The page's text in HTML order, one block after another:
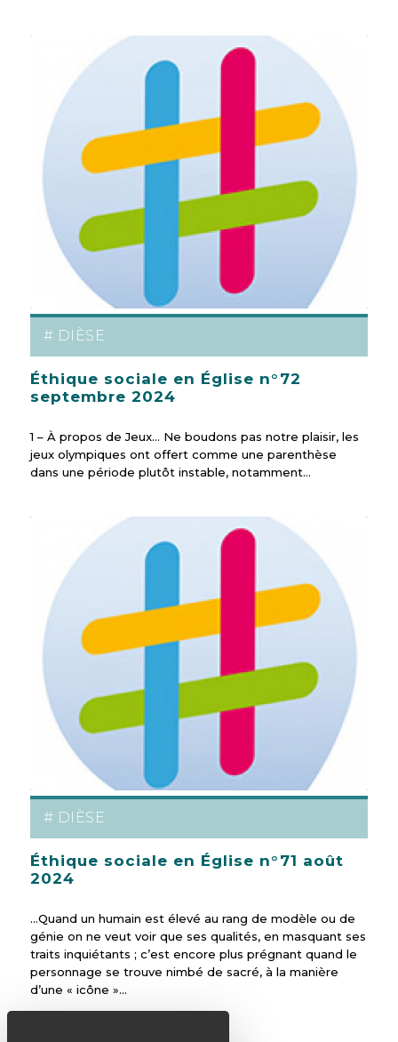
# DIÈSE
Éthique sociale en Église n°72
septembre 2024
1 – À propos de Jeux… Ne boudons pas notre plaisir, les
jeux olympiques ont offert comme une parenthèse
dans une période plutôt instable, notamment…
# DIÈSE
Éthique sociale en Église n°71 août
2024
...Quand un humain est élevé au rang de modèle ou de
génie on ne veut voir que ses qualités, en masquant ses
traits inquiétants ; c’est encore plus prégnant quand le
personnage se trouve nimbé de sacré, à la manière
d’une « icône »...